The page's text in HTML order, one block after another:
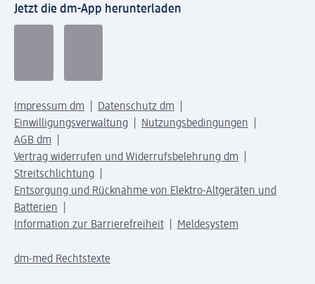
Jetzt die dm-App herunterladen
Impressum dm
Datenschutz dm
Einwilligungsverwaltung
Nutzungsbedingungen
AGB dm
Vertrag widerrufen und Widerrufsbelehrung dm
Streitschlichtung
Entsorgung und Rücknahme von Elektro-Altgeräten und
Batterien
Information zur Barrierefreiheit
Meldesystem
dm-med Rechtstexte